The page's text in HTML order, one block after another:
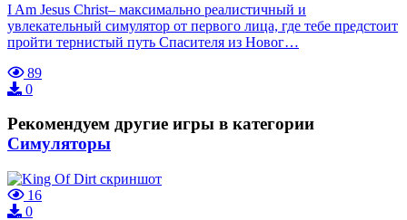
I Am Jesus Christ– максимально реалистичный и
увлекательный симулятор от первого лица, где тебе предстоит
пройти тернистый путь Спасителя из Новог…
89
0
Рекомендуем другие игры в категории
Симуляторы
16
0